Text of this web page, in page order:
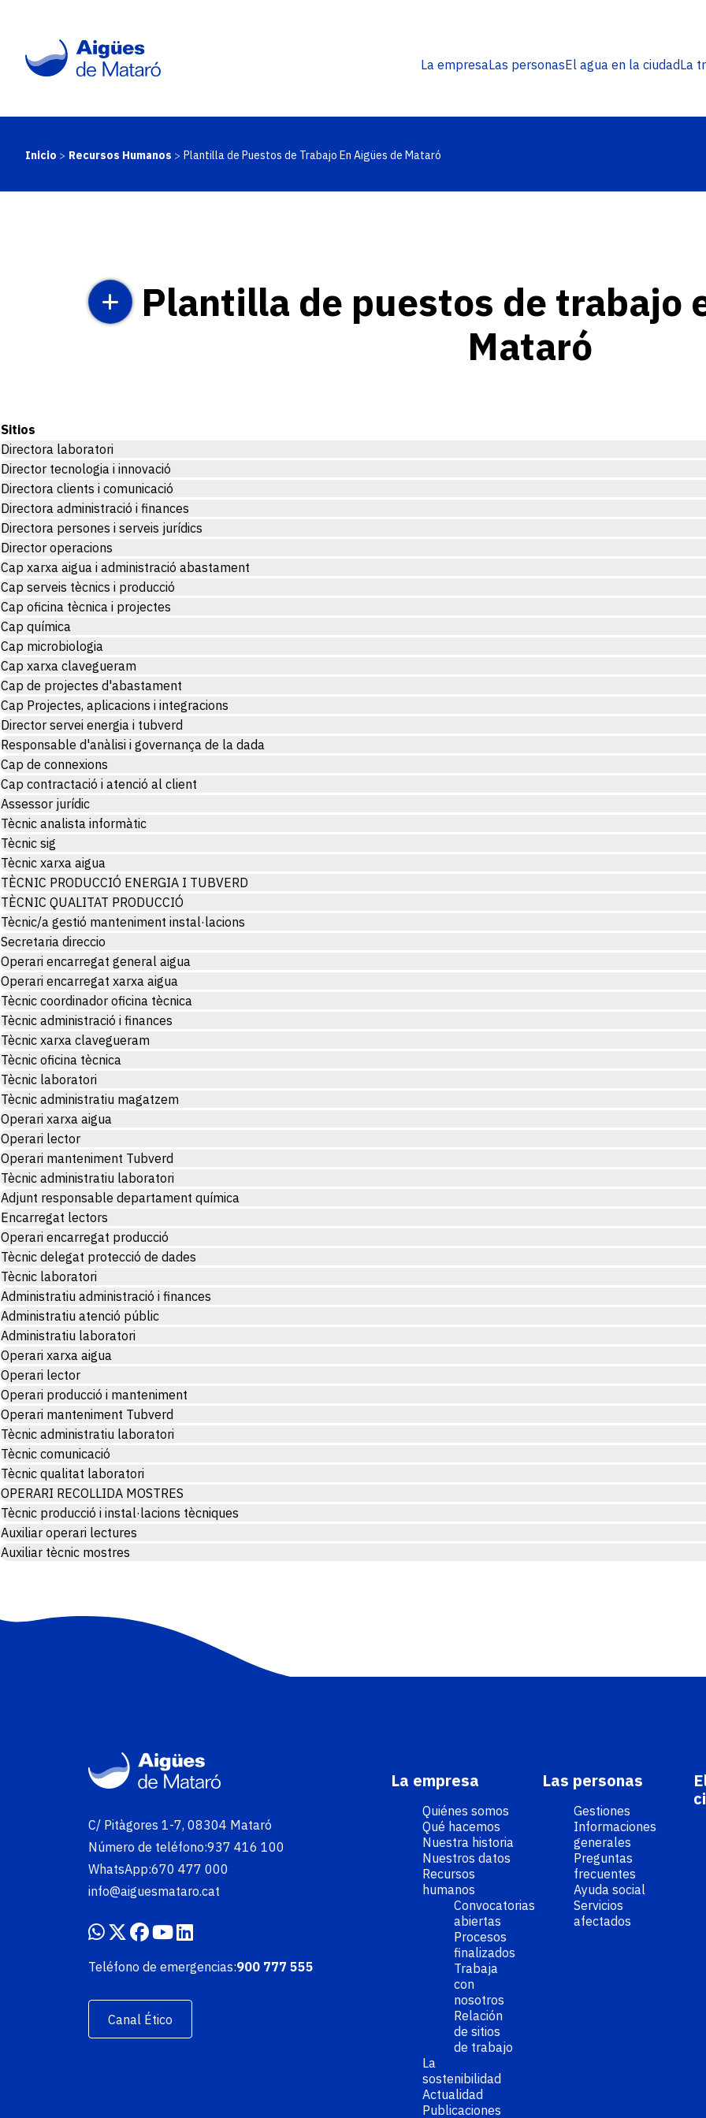
contenido
principal
Navegació
La empresaLas personasEl agua en la ciudadLa
Ruta
Inicio Recursos Humanos Plantilla de Puestos de Trabajo En Aigües de Mataró
Plantilla de puestos de trabajo
Mataró
Sitios
Directora laboratori
Director tecnologia i innovació
Directora clients i comunicació
Directora administració i finances
Directora persones i serveis jurídics
Director operacions
Cap xarxa aigua i administració abastament
Cap serveis tècnics i producció
Cap oficina tècnica i projectes
Cap química
Cap microbiologia
Cap xarxa clavegueram
Cap de projectes d'abastament
Cap Projectes, aplicacions i integracions
Director servei energia i tubverd
Responsable d'anàlisi i governança de la dada
Cap de connexions
Cap contractació i atenció al client
Assessor jurídic
Tècnic analista informàtic
Tècnic sig
Tècnic xarxa aigua
TÈCNIC PRODUCCIÓ ENERGIA I TUBVERD
TÈCNIC QUALITAT PRODUCCIÓ
Tècnic/a gestió manteniment instal·lacions
Secretaria direccio
Operari encarregat general aigua
Operari encarregat xarxa aigua
Tècnic coordinador oficina tècnica
Tècnic administració i finances
Tècnic xarxa clavegueram
Tècnic oficina tècnica
Tècnic laboratori
Tècnic administratiu magatzem
Operari xarxa aigua
Operari lector
Operari manteniment Tubverd
Tècnic administratiu laboratori
Adjunt responsable departament química
Encarregat lectors
Operari encarregat producció
Tècnic delegat protecció de dades
Tècnic laboratori
Administratiu administració i finances
Administratiu atenció públic
Administratiu laboratori
Operari xarxa aigua
Operari lector
Operari producció i manteniment
Operari manteniment Tubverd
Tècnic administratiu laboratori
Tècnic comunicació
Tècnic qualitat laboratori
OPERARI RECOLLIDA MOSTRES
Tècnic producció i instal·lacions tècniques
Auxiliar operari lectures
Auxiliar tècnic mostres
Imatge
C/ Pitàgores 1-7, 08304 Mataró
Número de teléfono:937 416 100
WhatsApp:670 477 000
info@aiguesmataro.cat
Teléfono de emergencias:900 777 555
Canal Ético
La empresa
Quiénes somos
Qué hacemos
Nuestra historia
Nuestros datos
Recursos
humanos
Convocatorias
abiertas
Procesos
finalizados
Trabaja
con
nosotros
Relación
de sitios
de trabajo
La
sostenibilidad
Actualidad
Publicaciones
Las personas
Gestiones
Informaciones
generales
Preguntas
frecuentes
Ayuda social
Servicios
afectados